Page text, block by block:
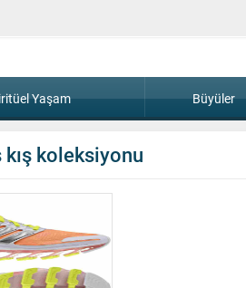
Yaşam Büyüler
kış koleksiyonu